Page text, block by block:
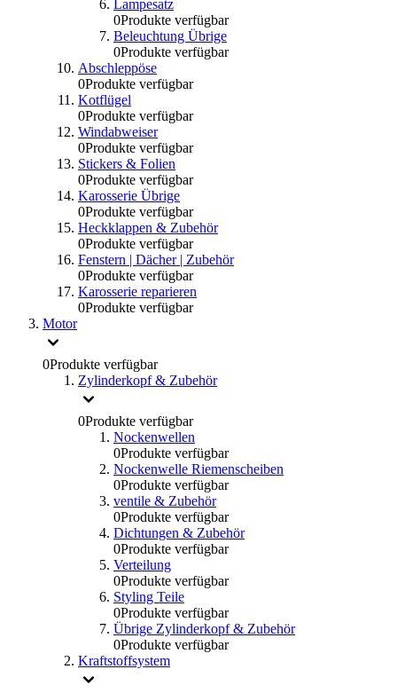
Lampesatz
0Produkte verfügbar
Beleuchtung Übrige
0Produkte verfügbar
Abschleppöse
0Produkte verfügbar
Kotflügel
0Produkte verfügbar
Windabweiser
0Produkte verfügbar
Stickers & Folien
0Produkte verfügbar
Karosserie Übrige
0Produkte verfügbar
Heckklappen & Zubehör
0Produkte verfügbar
Fenstern | Dächer | Zubehör
0Produkte verfügbar
Karosserie reparieren
0Produkte verfügbar
Motor
0Produkte verfügbar
Zylinderkopf & Zubehör
0Produkte verfügbar
Nockenwellen
0Produkte verfügbar
Nockenwelle Riemenscheiben
0Produkte verfügbar
ventile & Zubehör
0Produkte verfügbar
Dichtungen & Zubehör
0Produkte verfügbar
Verteilung
0Produkte verfügbar
Styling Teile
0Produkte verfügbar
Übrige Zylinderkopf & Zubehör
0Produkte verfügbar
Kraftstoffsystem